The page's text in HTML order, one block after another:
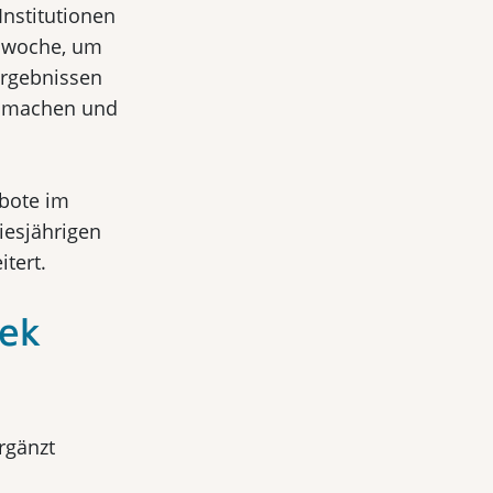
um
und
im